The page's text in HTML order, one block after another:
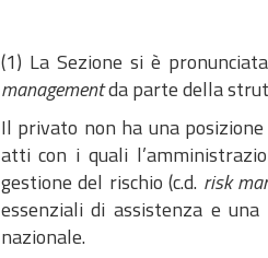
(1) La Sezione si è
managementda parte della
Il privato non ha una
atti con i quali
gestione del rischio (c.d. risk
essenziali di assistenza e
nazionale.